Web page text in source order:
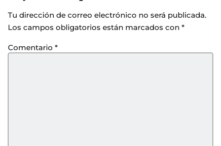
Tu dirección de correo electrónico no será publicada.
Los campos obligatorios están marcados con *
Comentario *